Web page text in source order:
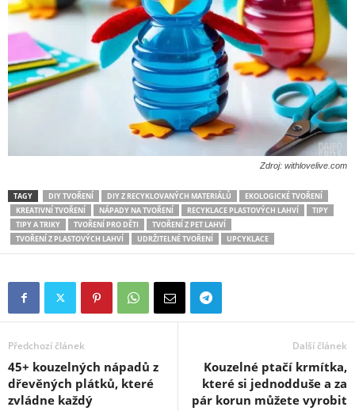
Zdroj: withlovelive.com
TAGY DIY TVOŘENÍ DIY Z RECYKLOVANÝCH MATERIÁLŮ
EKOLOGICKÉ TVOŘENÍ
KREATIVNÍ TVOŘENÍ
NÁPADY NA TVOŘENÍ RECYKLACE PLASTOVÝCH LAHVÍ
TIPY
TIPY A TRIKY
TVOŘENÍ PRO DĚTI
TVOŘENÍ Z PET LAHVÍ
TVOŘENÍ Z PLASTOVÝCH LAHVÍ
UDRŽITELNÉ TVOŘENÍ UPCYKLACE
Předchozí článek
45+ kouzelných nápadů z
dřevěných plátků, které
zvládne každý
Další článek
Kouzelné ptačí krmítka,
které si jednodduše a za
pár korun můžete vyrobit